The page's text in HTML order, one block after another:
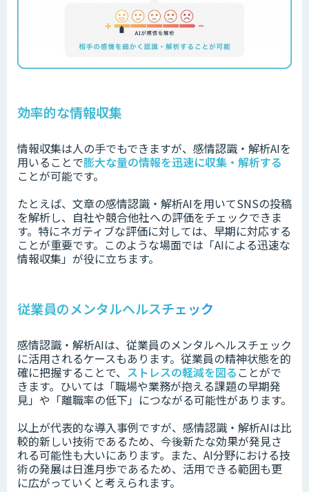
効率的な情報収集
情報収集は人の手でもできますが、感情認識・解析AIを
用いることで膨大な量の情報を迅速に収集・解析する
ことが可能です。
たとえば、文章の感情認識・解析AIを用いてSNSの投稿
を解析し、自社や競合他社への評価をチェックできま
す。特にネガティブな評価に対しては、早期に対応する
ことが重要です。このような場面では「AIによる迅速な
情報収集」が役に立ちます。
従業員のメンタルヘルスチェック
感情認識・解析AIは、従業員のメンタルヘルスチェック
に活用されるケースもあります。 従業員の精神状態を的
確に把握することで、 ストレスの軽減を図る ことがで
きます。ひいては「職場や業務が抱える課題の早期発
見」や「離職率の低下」につながる可能性があります。
以上が代表的な導入事例ですが、感情認識・解析AIは比
較的新しい技術であるため、今後新たな効果が発見さ
れる可能性も大いにあります。また、AI分野における技
術の発展は日進月歩であるため、活用できる範囲も更
に広がっていくと考えられます。